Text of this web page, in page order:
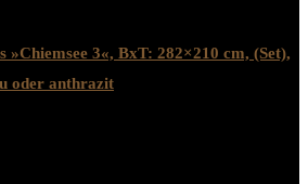
3«, BxT: 282×210 cm, (Set),
oder anthrazit